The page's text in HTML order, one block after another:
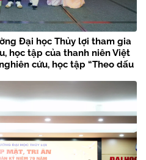
Đại học Thủy lợi tham gia
học tập của thanh niên Việt
cứu, học tập “Theo dấu